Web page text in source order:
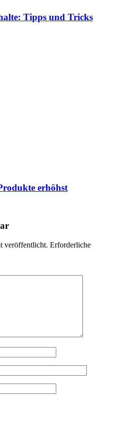
Tipps und Tricks
erhöhst
veröffentlicht. Erforderliche